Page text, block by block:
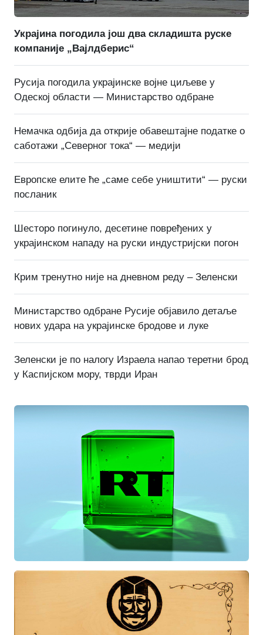
Украјина погодила још два складишта руске
компаније „Вајлдберис“
Русија погодила украјинске војне циљеве у
Одеској области — Министарство одбране
Немачка одбија да открије обавештајне податке о
саботажи „Северног тока“ — медији
Европске елите ће „саме себе уништити“ — руски
посланик
Шесторо погинуло, десетине повређених у
украјинском нападу на руски индустријски погон
Крим тренутно није на дневном реду – Зеленски
Министарство одбране Русије објавило детаље
нових удара на украјинске бродове и луке
Зеленски је по налогу Израела напао теретни брод
у Каспијском мору, тврди Иран